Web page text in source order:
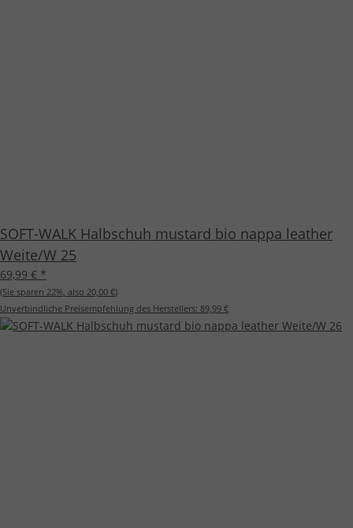
SOFT-WALK Halbschuh mustard bio nappa leather
Weite/W 25
69,99 € *
(Sie sparen 22%, also 20,00 €)
Unverbindliche Preisempfehlung des Herstellers: 89,99 €